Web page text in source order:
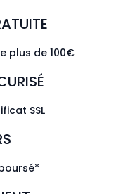
plus de 100€
SSL